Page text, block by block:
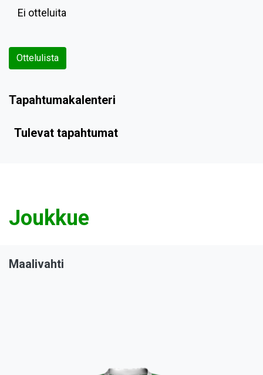
Ei otteluita
Ottelulista
Tapahtumakalenteri
Tulevat tapahtumat
Joukkue
Maalivahti